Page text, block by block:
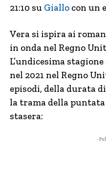
21:10 su Giallo con un
Vera si ispira ai
in onda nel Regno
L’undicesima
nel 2021 nel Regno
episodi, della durata
la trama della
stasera:
-